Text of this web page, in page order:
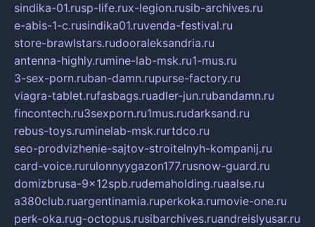
sindika-01.rusp-life.rux-legion.rusib-archives.ru
e-abis-1-c.rusindika01.ruvenda-festival.ru
store-brawlstars.rudooraleksandria.ru
antenna-highly.rumine-lab-msk.ru1-mus.ru
3-sex-porn.ruban-damn.rupurse-factory.ru
viagra-tablet.rufasbags.ruadler-jun.rubandamn.ru
fincontech.ru3sexporn.ru1mus.rudarksand.ru
rebus-toys.ruminelab-msk.rurtdco.ru
seo-prodvizhenie-sajtov-stroitelnyh-kompanij.ru
card-voice.rurulonnyygazon177.rusnow-guard.ru
domizbrusa-9x12spb.rudemaholding.ruaalse.ru
a380club.ruargentinamia.ruperkoka.rumovie-one.ru
perk-oka.rug-octopus.rusibarchives.ruandreislyusar.ru